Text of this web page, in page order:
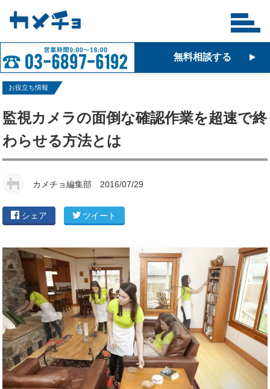
無料相談する
お役立ち情報
監視カメラの面倒な確認作業を超速で終
わらせる方法とは
カメチョ編集部 2016/07/29
シェア ツイート